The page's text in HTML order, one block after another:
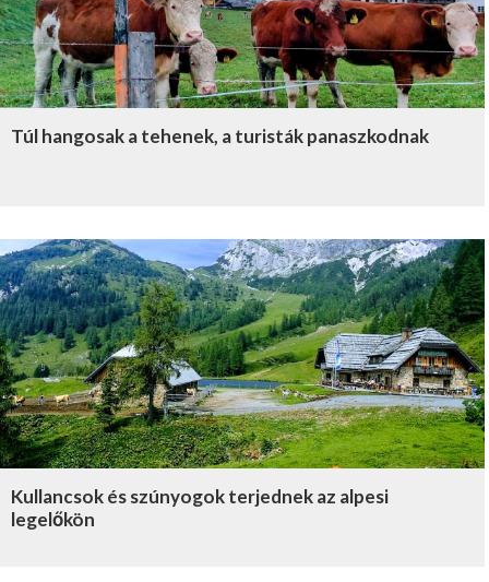
Túl hangosak a tehenek, a turisták panaszkodnak
Kullancsok és szúnyogok terjednek az alpesi
legelőkön